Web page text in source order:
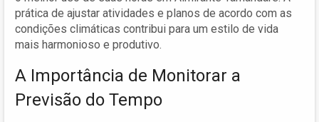
prática de ajustar atividades e planos de acordo com as
condições climáticas contribui para um estilo de vida
mais harmonioso e produtivo.
A Importância de Monitorar a
Previsão do Tempo